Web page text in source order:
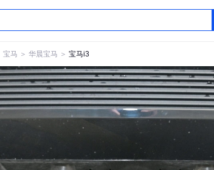
宝马 ＞ 华晨宝马 ＞ 宝马i3